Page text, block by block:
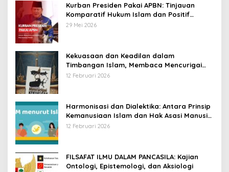
Kurban Presiden Pakai APBN: Tinjauan
Komparatif Hukum Islam dan Positif
Negara
29 Mei 2026
Kekuasaan dan Keadilan dalam
Timbangan Islam, Membaca Mencurigai
Kekuasaan Karya Fitron Nur Iksan
12 Februari 2026
Harmonisasi dan Dialektika: Antara Prinsip
Kemanusiaan Islam dan Hak Asasi Manusia
Universal
12 Februari 2026
FILSAFAT ILMU DALAM PANCASILA: Kajian
Ontologi, Epistemologi, dan Aksiologi